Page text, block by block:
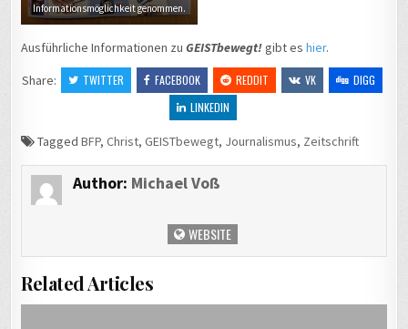
Informationsmöglichkeit genommen.
Ausführliche Informationen zuGEISTbewegt!gibt eshier.
Share:
TWITTER FACEBOOK REDDIT VK
DIGG
LINKEDIN
TaggedBFP,Christ,GEISTbewegt, Journalismus, Zeitschrift
Author: Michael Voß
WEBSITE
Related Articles